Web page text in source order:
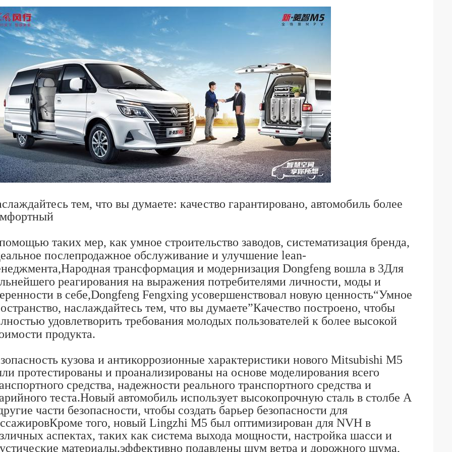
тем, что вы думаете: качество гарантировано, автомобиль более
таких мер, как умное строительство заводов, систематизация бренда,
послепродажное обслуживание и улучшение lean-
трансформация и модернизация Dongfeng вошла в 3Для
реагирования на выражения потребителями личности, моды и
в себе,Dongfeng Fengxing усовершенствовал новую ценность“Умное
наслаждайтесь тем, что вы думаете”Качество построено, чтобы
удовлетворить требования молодых пользователей к более высокой
продукта.
кузова и антикоррозионные характеристики нового Mitsubishi M5
протестированы и проанализированы на основе моделирования всего
средства, надежности реального транспортного средства и
теста.Новый автомобиль использует высокопрочную сталь в столбе А
части безопасности, чтобы создать барьер безопасности для
того, новый Lingzhi M5 был оптимизирован для NVH в
аспектах, таких как система выхода мощности, настройка шасси и
материалы.эффективно подавлены шум ветра и дорожного шума,